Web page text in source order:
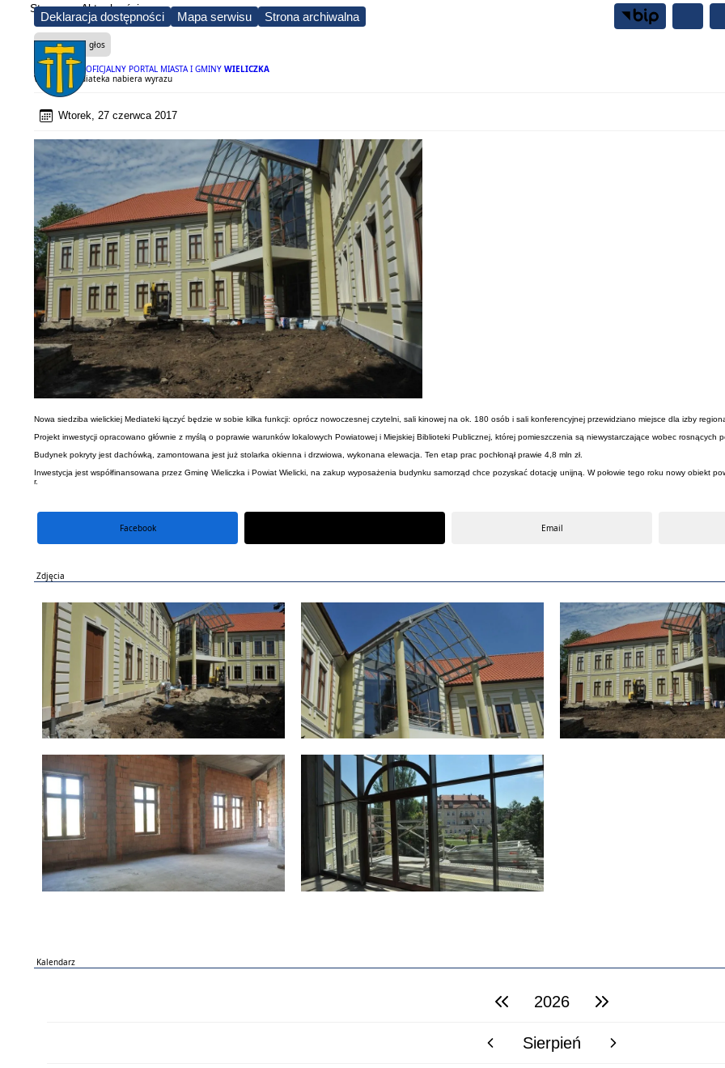
Deklaracja dostępności Mapa serwisu Strona archiwalna
OFICJALNY PORTAL MIASTA I GMINY WIELICZKA
Strona Aktualności
Czytaj na głos
Wielicka Mediateka nabiera wyrazu
Wtorek, 27 czerwca 2017
Nowa siedziba wielickiej Mediateki łączyć będzie w sobie kilka funkcji: oprócz nowoczesnej czytelni, sali kinowej na ok. 180 osób i sali konferencyjnej przewidziano miejsce dla izby
Projekt inwestycji opracowano głównie z myślą o poprawie warunków lokalowych Powiatowej i Miejskiej Biblioteki Publicznej, której pomieszczenia są niewystarczające wobec rosnących
Budynek pokryty jest dachówką, zamontowana jest już stolarka okienna i drzwiowa, wykonana elewacja. Ten etap prac pochłonął prawie 4,8 mln zł.
Inwestycja jest współfinansowana przez Gminę Wieliczka i Powiat Wielicki, na zakup wyposażenia budynku samorząd chce pozyskać dotację unijną. W połowie tego roku nowy obiekt
r.
Facebook Email
Zdjęcia
Kalendarz
poprzedni rok2026 następny rok
poprzedni miesiącSierpień następny miesiąc